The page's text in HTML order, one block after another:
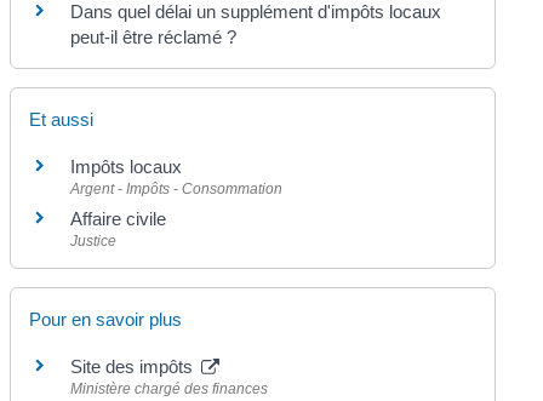
Dans quel délai un supplément d'impôts locaux
peut-il être réclamé ?
Et aussi
Impôts locaux
Argent - Impôts - Consommation
Affaire civile
Justice
Pour en savoir plus
Site des impôts
Ministère chargé des finances